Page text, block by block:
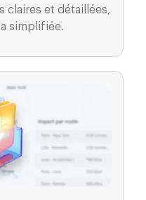
claires et détaillées,
simplifiée.